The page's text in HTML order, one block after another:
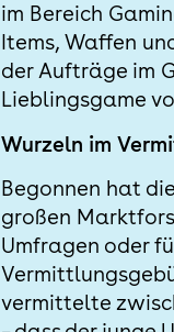
im Bereich
Items, Waffen
der Aufträge im
Lieblingsgame
Wurzeln im
Begonnen hat
großen
Umfragen oder
vermittelte